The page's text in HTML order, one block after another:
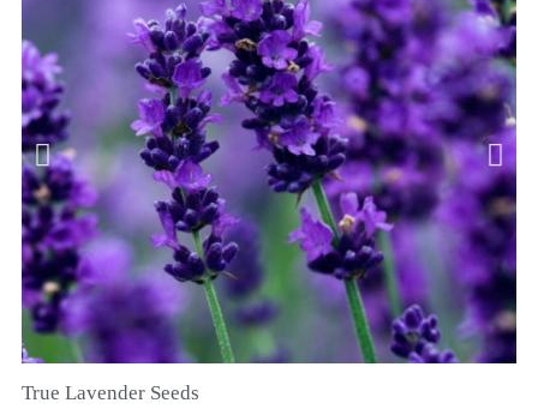
VIZUALIZARE RAPIDA
True Lavender Seeds